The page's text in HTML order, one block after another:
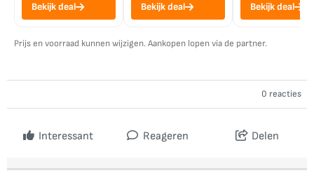
Bekijk deal Bekijk deal Bekijk deal
Prijs en voorraad kunnen wijzigen. Aankopen lopen via de partner.
0 reacties
Interessant Reageren Delen